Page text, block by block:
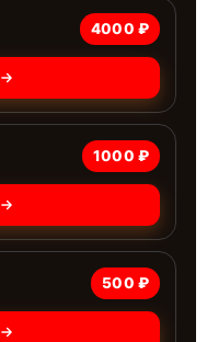
4000 ₽
1000 ₽
500 ₽